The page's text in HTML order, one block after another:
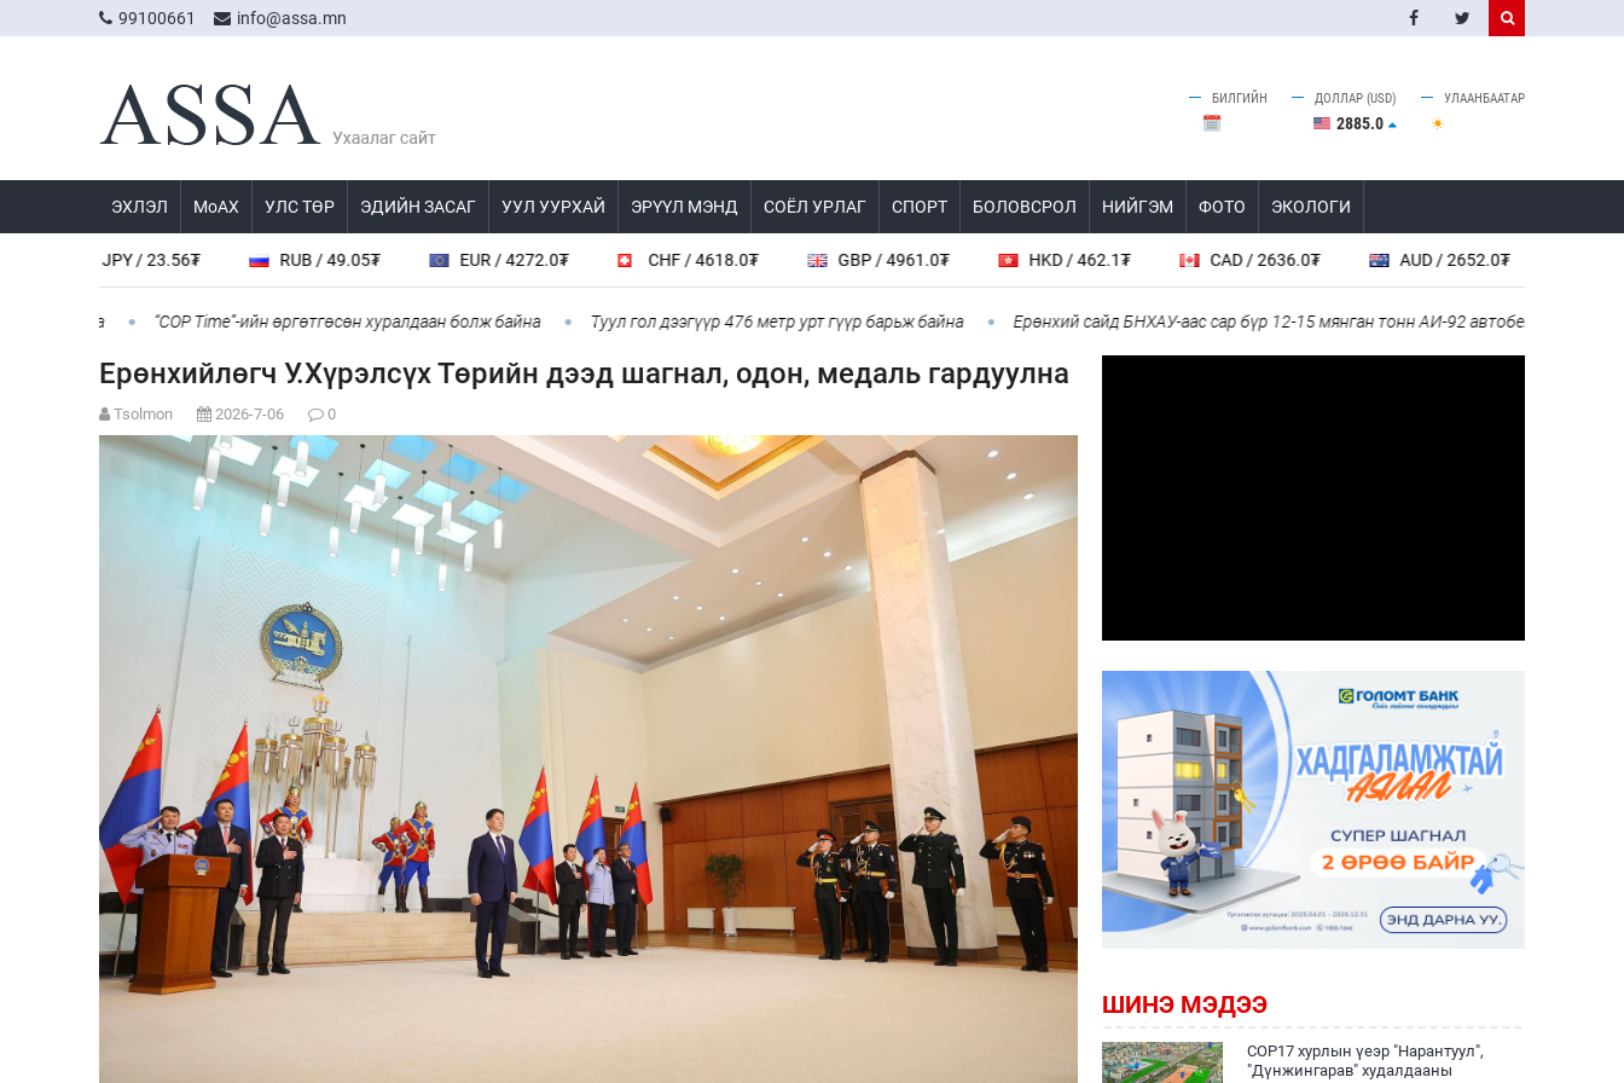
99100661 info@assa.mn
БИЛГИЙН ДОЛЛАР (USD)
2885.0
УЛААНБААТАР
ЭХЛЭЛ МоАХ УЛС ТӨР ЭДИЙН ЗАСАГ УУЛ УУРХАЙ ЭРҮҮЛ МЭНД СОЁЛ УРЛАГ СПОРТ БОЛОВСРОЛ НИЙГЭМ ФОТО ЭКОЛОГИ
JPY / 23.56₮ RUB / 49.05₮ EUR / 4272.0₮ CHF / 4618.0₮ GBP / 4961.0₮ HKD / 462.1₮ CAD / 2636.0₮ AUD / 2652.0₮
“COP Time”-ийн өргөтгөсөн хуралдаан болж байна Туул гол дээгүүр 476 метр урт гүүр барьж байна Ерөнхий сайд БНХАУ-аас сар бүр 12-15 мянган тонн АИ-92 автобензин тогтмол
Ерөнхийлөгч У.Хүрэлсүх Төрийн дээд шагнал, одон, медаль гардуулна
Tsolmon 2026-7-06 0
ШИНЭ МЭДЭЭ
COP17 хурлын үеэр "Нарантуул",
"Дүнжингарав" худалдааны